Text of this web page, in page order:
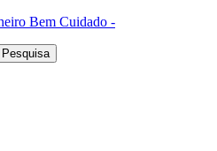
Bem Cuidado -